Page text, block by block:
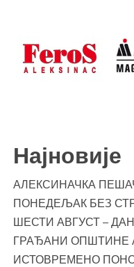
Најновије
АЛЕКСИНАЧКА
ПОНЕДЕЉАК БЕЗ
ШЕСТИ АВГУСТ –
ГРАЂАНИ ОПШТИНЕ
ИСТОВРЕМЕНО